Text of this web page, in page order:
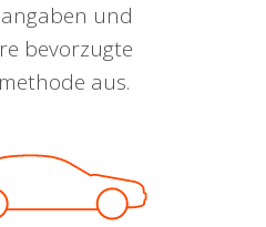
und
bevorzugte
aus.